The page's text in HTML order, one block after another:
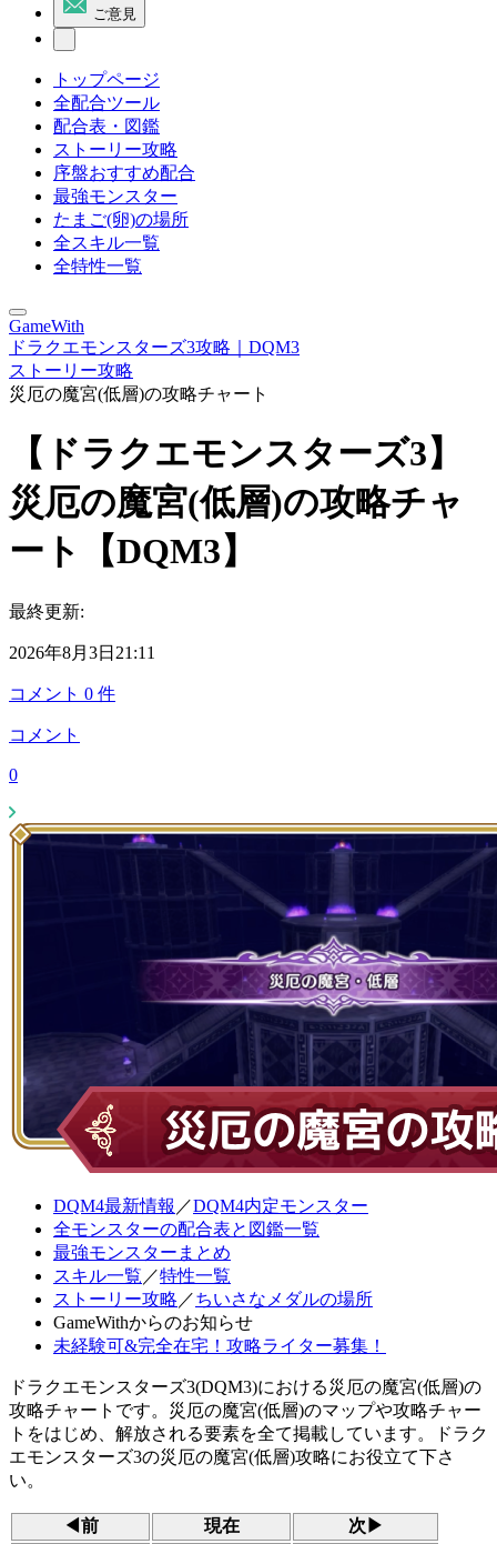
ご意見
トップページ
全配合ツール
配合表・図鑑
ストーリー攻略
序盤おすすめ配合
最強モンスター
たまご(卵)の場所
全スキル一覧
全特性一覧
GameWith
ドラクエモンスターズ3攻略｜DQM3
ストーリー攻略
災厄の魔宮(低層)の攻略チャート
【ドラクエモンスターズ3】
災厄の魔宮(低層)の攻略チャ
ート【DQM3】
最終更新:
2026年8月3日21:11
コメント 0 件
コメント
0
DQM4最新情報 ／DQM4内定モンスター
全モンスターの配合表と図鑑一覧
最強モンスターまとめ
スキル一覧 ／特性一覧
ストーリー攻略 ／ちいさなメダルの場所
GameWithからのお知らせ
未経験可&完全在宅！攻略ライター募集！
ドラクエモンスターズ3(DQM3)における災厄の魔宮(低層)の
攻略チャートです。災厄の魔宮(低層)のマップや攻略チャー
トをはじめ、解放される要素を全て掲載しています。ドラク
エモンスターズ3の災厄の魔宮(低層)攻略にお役立て下さ
い。
◀前 現在 次▶